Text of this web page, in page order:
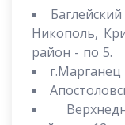
Никополь,
район - по 5.
г.Марганец